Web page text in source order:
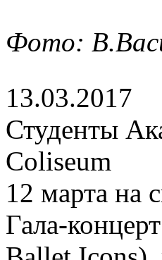
Фото:
13.03.2017
Студенты
Coliseum
12 марта на
Гала-